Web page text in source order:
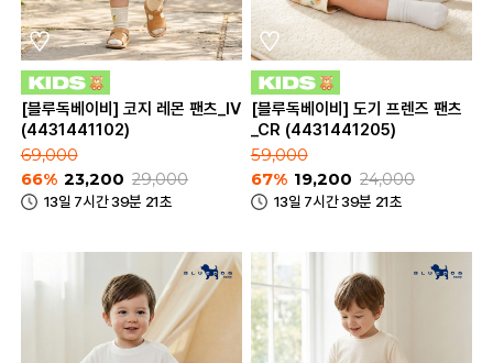
[블루독베이비] 코지 레몬 팬츠_IV
(4431441102)
69,000
66% 23,200 29,000
13일 7시간 39분 21초
[블루독베이비] 도기 프렌즈 팬츠
_CR (4431441205)
59,000
67% 19,200 24,000
13일 7시간 39분 21초